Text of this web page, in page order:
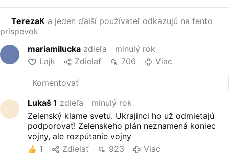
film je všade blokovaný. Celý
Film Je možné
vidieť TU
Najtemnejšie tajomstvo Ukrajiny
vojnu naplánovali.
- Ples upírov skončil. Po stáročia
si zvykli bruchá
-Mŕtvi na "náhradné diely -
tri týždne pred začatím vojny .....
Ukrajina odmietala plniť minské
dohody a západ ich vraj nemá
nútiť do mieru. Minské dohody
boli o tom, že sa zastavia boje,
urobí sa autonómia pre celý
TerezaK a jeden ďalší používateľ odkazujú na tento
príspevok
mariamilucka zdieľa
minulý rok
Lajk
Zdielať 706 Viac
Lukaš 1 zdieľa
minulý rok
Zelenský klame svetu. Ukrajinci ho už odmietajú
podporovať! Zelenskeho plán neznamená koniec
vojny, ale rozpútanie vojny
1
Zdielať 923 Viac